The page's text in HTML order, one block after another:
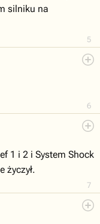
5
silniku na
6
7
1 i 2 i System Shock
życzył.